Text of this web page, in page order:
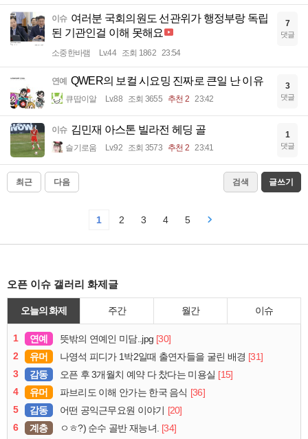
이슈 여러분 국회의원도 선관위가 행정부랑 독립
된 기관인걸 이해 못해요
소중한바램 Lv.44 조회 1862 23:54
7
댓글
연예 QWER의 보컬 시요밍 진짜로 큰일 난 이유
큐땁이알 Lv.88 조회 3655 추천 2 23:42
3
댓글
이슈 김민재 아스톤 빌라전 헤딩 골
슬기로움 Lv.92 조회 3573 추천 2 23:41
1
댓글
최근 다음 검색 글쓰기
1 2 3 4 5
오픈 이슈 갤러리 화제글
오늘의 화제 주간 월간 이슈
1 연예 뜻밖의 연예인 미담..jpg [30]
2
유머 나영석 피디가 1박2일때 출연자들을 굴린 배경 [31]
3
감동 오픈 후 3개월치 예약 다 찼다는 미용실 [15]
4
유머 파브리도 이해 안가는 한국 음식 [36]
5
감동 어떤 공익근무요원 이야기 [20]
6
계층 ㅇㅎ?) 순수 골반 재능녀. [34]